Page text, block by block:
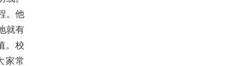
。他
就有
。校
家常